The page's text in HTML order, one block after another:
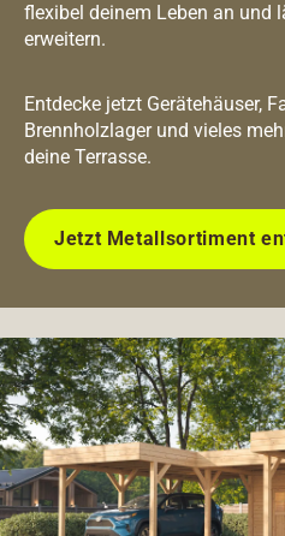
flexibel deinem Leben an und
erweitern.
Entdecke jetzt Gerätehäuser,
Brennholzlager und vieles
deine Terrasse.
Jetzt Metallsortiment